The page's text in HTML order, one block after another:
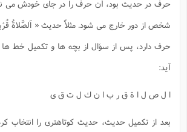
حرف در حديث بود، آن حرف را در جاى خودش مى
شخص از دور خارج مى شود. مثلاً حديث« اَلصَّلاةُ
حرف دارد، پس از سؤال از بچه ها و تكميل خط
آيد:
ا ل ص ل ا ة ق ر ب ا ن ك ل ت ق ى
بعد از تكميل حديث، حديث كوتاهترى را انتخاب